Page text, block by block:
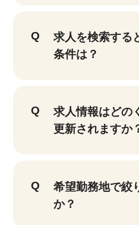
求人を検索する
条件は？
求人情報はどの
更新されますか
希望勤務地で絞
か？